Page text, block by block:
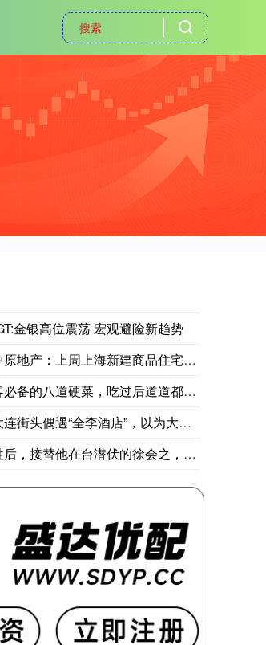
金银高位震荡 宏观避险新趋势
：上周上海新建商品住宅成交面积环比增长
的八道硬菜，吃过后道道都竖起大拇指
偶遇“全李酒店”，以为大风将“季”字吹
他在台潜伏的徐会之，是我党隐蔽战线的